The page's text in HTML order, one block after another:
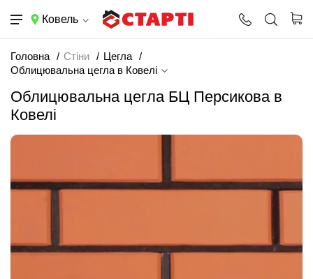
Ковель
Головна Стіни
Цегла
Облицювальна цегла в Ковелі
Облицювальна цегла БЦ Персикова в
Ковелі